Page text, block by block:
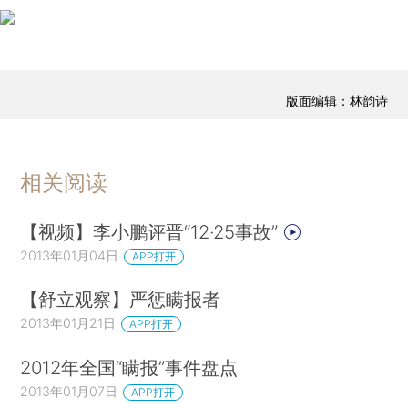
版面编辑：林韵诗
相关阅读
【视频】李小鹏评晋“12·25事故”
2013年01月04日 APP打开
【舒立观察】严惩瞒报者
2013年01月21日 APP打开
2012年全国“瞒报”事件盘点
2013年01月07日 APP打开